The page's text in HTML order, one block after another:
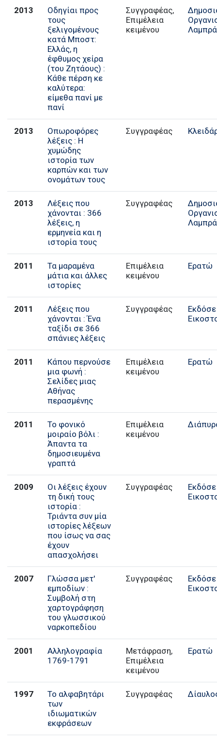
2013
Οδηγίαι προς
τους
ξελιγομένους
κατά Μποστ:
Ελλάς, η
έφθυμος χείρα
(του Ζητάους) :
Κάθε πέρση κε
καλύτερα:
είμεθα πανί με
πανί
Συγγραφέας,
Επιμέλεια
κειμένου
2013
Οπωροφόρες
λέξεις : Η
χυμώδης
ιστορία των
καρπών και των
ονομάτων τους
Συγγραφέας
2013
Λέξεις που
χάνονται : 366
λέξεις, η
ερμηνεία και η
ιστορία τους
Συγγραφέας
2011
Τα μαραμένα
μάτια και άλλες
ιστορίες
Επιμέλεια
κειμένου
Ερατώ
2011
Λέξεις που
χάνονται : Ένα
ταξίδι σε 366
σπάνιες λέξεις
Συγγραφέας
2011
Κάπου περνούσε
μια φωνή :
Σελίδες μιας
Αθήνας
περασμένης
Επιμέλεια
κειμένου
Ερατώ
2011
Το φονικό
μοιραίο βόλι :
Άπαντα τα
δημοσιευμένα
γραπτά
Επιμέλεια
κειμένου
2009
Οι λέξεις έχουν
τη δική τους
ιστορία :
Τριάντα συν μία
ιστορίες λέξεων
που ίσως να σας
έχουν
απασχολήσει
Συγγραφέας
2007
Γλώσσα μετ'
εμποδίων :
Συμβολή στη
χαρτογράφηση
του γλωσσικού
ναρκοπεδίου
Συγγραφέας
2001
Αλληλογραφία
1769-1791
Μετάφραση,
Επιμέλεια
κειμένου
Ερατώ
1997
Το αλφαβητάρι
των
ιδιωματικών
εκφράσεων
Συγγραφέας